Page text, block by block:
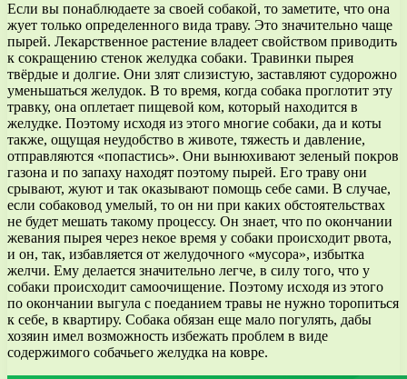
Если вы понаблюдаете за своей собакой, то заметите, что она
жует только определенного вида траву. Это значительно чаще
пырей. Лекарственное растение владеет свойством приводить
к сокращению стенок желудка собаки. Травинки пырея
твёрдые и долгие. Они злят слизистую, заставляют судорожно
уменьшаться желудок. В то время, когда собака проглотит эту
травку, она оплетает пищевой ком, который находится в
желудке. Поэтому исходя из этого многие собаки, да и коты
также, ощущая неудобство в животе, тяжесть и давление,
отправляются «попастись». Они вынюхивают зеленый покров
газона и по запаху находят поэтому пырей. Его траву они
срывают, жуют и так оказывают помощь себе сами. В случае,
если собаковод умелый, то он ни при каких обстоятельствах
не будет мешать такому процессу. Он знает, что по окончании
жевания пырея через некое время у собаки происходит рвота,
и он, так, избавляется от желудочного «мусора», избытка
желчи. Ему делается значительно легче, в силу того, что у
собаки происходит самоочищение. Поэтому исходя из этого
по окончании выгула с поеданием травы не нужно торопиться
к себе, в квартиру. Собака обязан еще мало погулять, дабы
хозяин имел возможность избежать проблем в виде
содержимого собачьего желудка на ковре.